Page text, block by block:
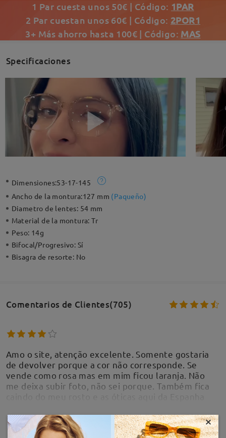
1 Par cuesta unos 50€ | Código: 1PAR
2 Par cuestan unos 60€ | Código: 2POR1
3+ Más ahorro hasta 100€ | Código: MAS
Specificaciones
Dimensiones:53-17-145
Ancho de la montura:127 mm (Paqueño)
Diametro de lentes: 54 mm
Material de la montura:Tr
Peso: 14g
Bifocal/Progresivo: Sí
Bisagra de resorte: No
Comentarios de Clientes(705)
Amo o site, atenção excelente. Somente gostaria
de devolver porque a cor não corresponde. Se
vende como rosa mas em mim ficou laranja. Não
me deixa subir foto, não sei porque. Também fica
diretamente.
by Lilian TeruelonAug 4 , 2026
MOSTRAR MÁS ×